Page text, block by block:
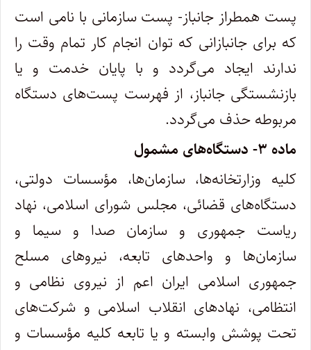
پست همطراز جانباز- پست سازمانی با نامی است
که برای جانبازانی که توان انجام کار تمام وقت را
ندارند ایجاد می‌گردد و با پایان خدمت و یا
بازنشستگی جانباز، از فهرست پست‌های دستگاه
مربوطه حذف می‌گردد.
ماده ۳- دستگاه‌های مشمول
کلیه وزارتخانه‌ها، سازمان‌ها، مؤسسات دولتی،
دستگاه‌های قضائی، مجلس شورای اسلامی، نهاد
ریاست جمهوری و سازمان صدا و سیما و
سازمان‌ها و واحدهای تابعه، نیروهای مسلح
جمهوری اسلامی ایران اعم از نیروی نظامی و
انتظامی، نهادهای انقلاب اسلامی و شرکت‌های
تحت پوشش وابسته و یا تابعه کلیه مؤسسات و